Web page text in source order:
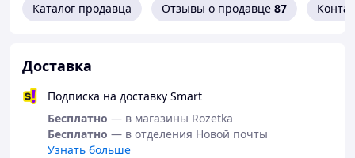
Каталог продавца Отзывы о продавце 87
Доставка
Подписка на доставку Smart
Бесплатно — в магазины Rozetka
Бесплатно — в отделения Новой почты
Узнать больше